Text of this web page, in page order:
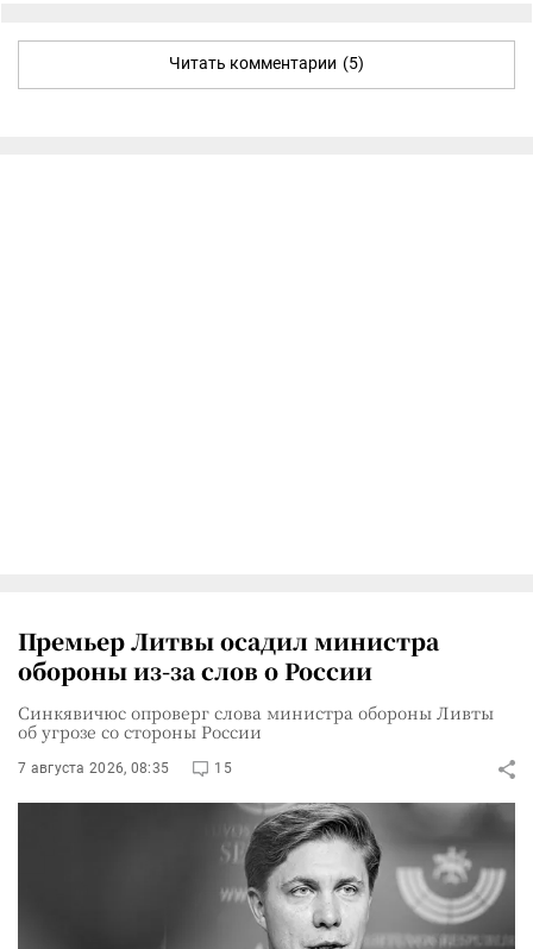
Читать комментарии (5)
Премьер Литвы осадил министра
обороны из-за слов о России
Синкявичюс опроверг слова министра обороны Ливты
об угрозе со стороны России
7 августа 2026, 08:35 15